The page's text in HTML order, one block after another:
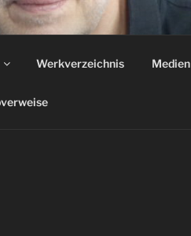
Werkverzeichnis Medien